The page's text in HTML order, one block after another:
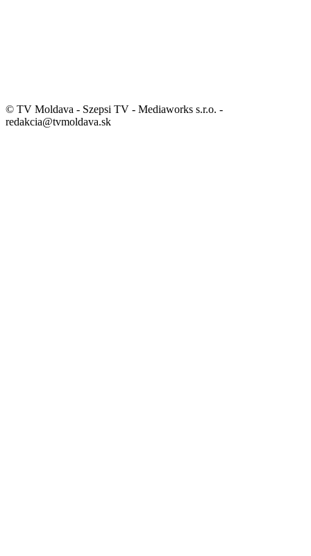
© TV Moldava - Szepsi TV - Mediaworks s.r.o. -
redakcia@tvmoldava.sk